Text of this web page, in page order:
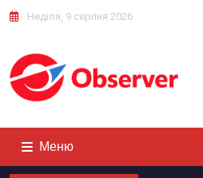
Неділя, 9 серпня 2026
Меню